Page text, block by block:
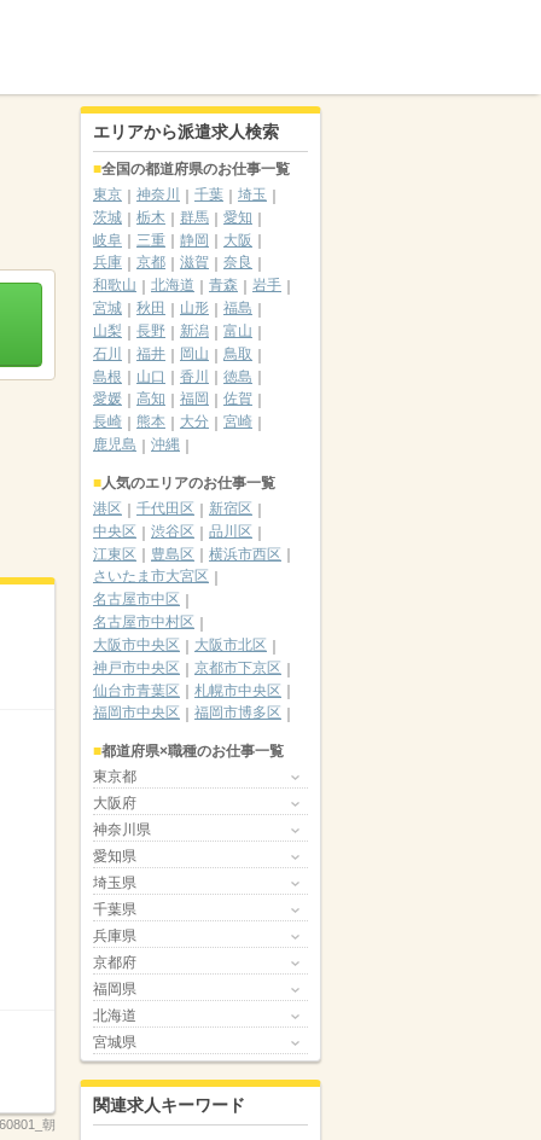
朝
エリアから派遣求人検索
全国の都道府県のお仕事一覧
東京
神奈川 千葉
埼玉
茨城
栃木 群馬
愛知
岐阜
三重 静岡
大阪
兵庫
京都 滋賀
奈良
和歌山
北海道 青森
岩手
宮城
秋田 山形
福島
山梨
長野 新潟
富山
石川
福井 岡山
鳥取
島根
山口 香川
徳島
愛媛
高知 福岡
佐賀
長崎
熊本 大分
宮崎
鹿児島
沖縄
人気のエリアのお仕事一覧
港区
千代田区
新宿区
中央区
渋谷区
品川区
江東区
豊島区
横浜市西区
さいたま市大宮区
名古屋市中区
名古屋市中村区
大阪市中央区
大阪市北区
神戸市中央区
京都市下京区
仙台市青葉区
札幌市中央区
福岡市中央区
福岡市博多区
都道府県×職種のお仕事一覧
東京都
大阪府
神奈川県
愛知県
埼玉県
千葉県
兵庫県
京都府
福岡県
北海道
宮城県
関連求人キーワード